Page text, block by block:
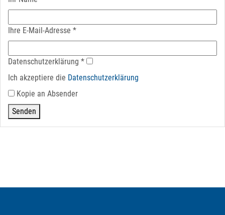
Ihre E-Mail-Adresse *
Datenschutz­erklärung *
Ich akzeptiere die Datenschutz­erklärung
Kopie an Absender